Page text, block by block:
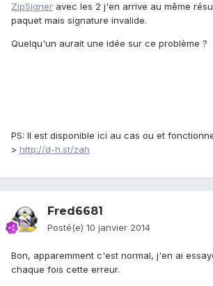
ZipSigner avec les 2 j'en arrive au même
paquet mais signature invalide.
Quelqu'un aurait une idée sur ce problème ?
PS: Il est disponible ici au cas ou et
> http://d-h.st/zah
Fred6681
Posté(e) 10 janvier 2014
Bon, apparemment c'est normal, j'en ai
chaque fois cette erreur.